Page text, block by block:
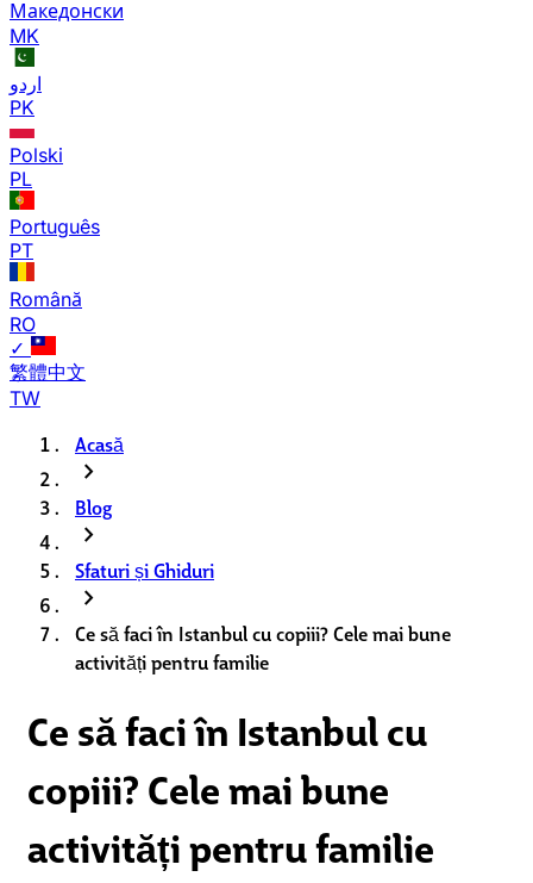
Македонски
MK
اردو
PK
Polski
PL
Português
PT
Română
RO
✓
繁體中文
TW
Acasă
chevron_right
Blog
chevron_right
Sfaturi și Ghiduri
chevron_right
Ce să faci în Istanbul cu copiii? Cele mai bune
activități pentru familie
Ce să faci în Istanbul cu
copiii? Cele mai bune
activități pentru familie